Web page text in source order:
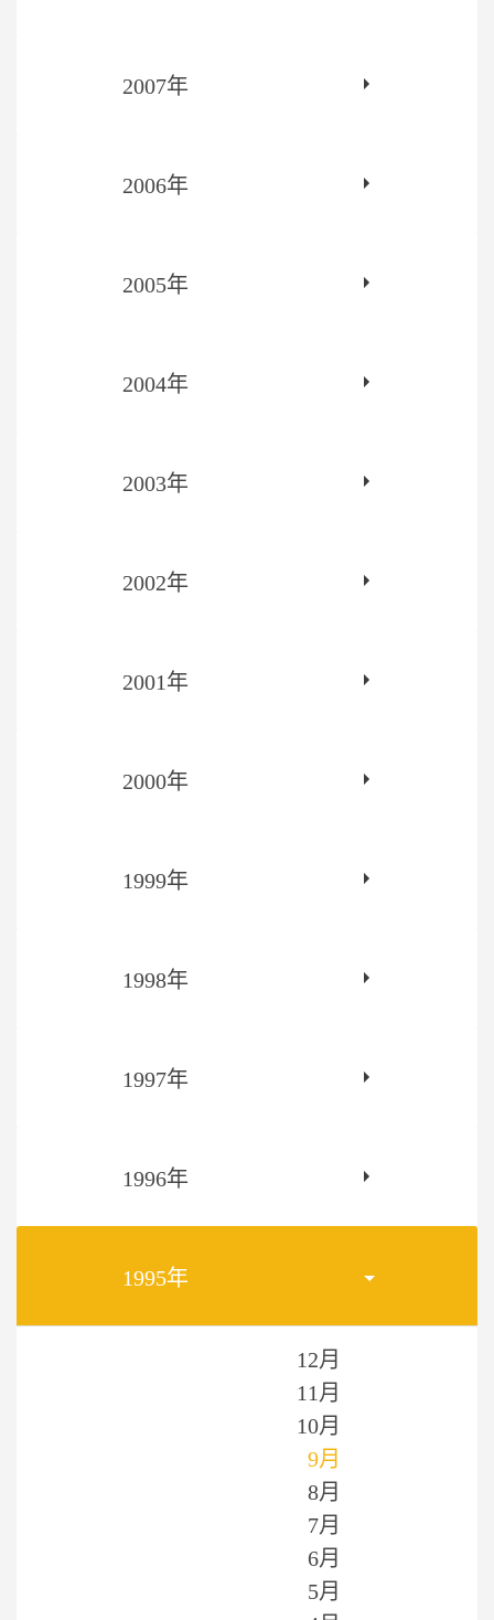
2007年
2006年
2005年
2004年
2003年
2002年
2001年
2000年
1999年
1998年
1997年
1996年
1995年
12月
11月
10月
9月
8月
7月
6月
5月